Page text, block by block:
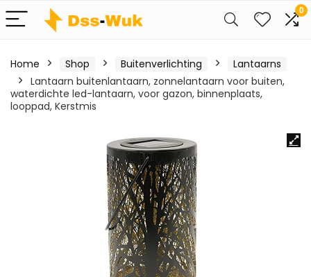
0
Home Shop Buitenverlichting
Lantaarns
Lantaarn buitenlantaarn, zonnelantaarn voor buiten,
waterdichte led-lantaarn, voor gazon, binnenplaats,
looppad, Kerstmis